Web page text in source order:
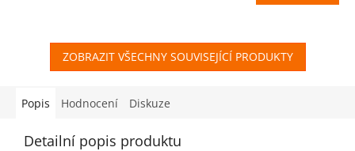
ZOBRAZIT VŠECHNY SOUVISEJÍCÍ PRODUKTY
Popis Hodnocení Diskuze
Detailní popis produktu